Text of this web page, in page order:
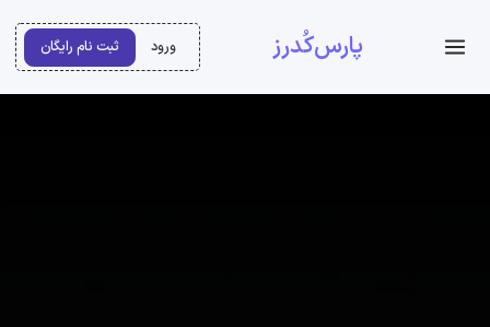
پارس‌کُدرز ورود ثبت نام رایگان